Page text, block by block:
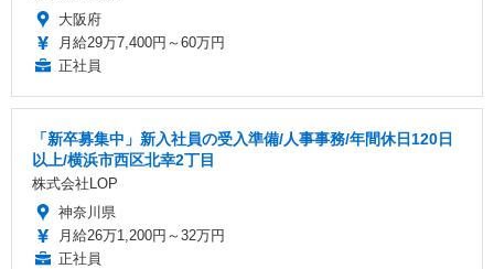
大阪府
月給29万7,400円～60万円
正社員
「新卒募集中」新入社員の受入準備/人事事務/年間休日120日
以上/横浜市西区北幸2丁目
株式会社LOP
神奈川県
月給26万1,200円～32万円
正社員